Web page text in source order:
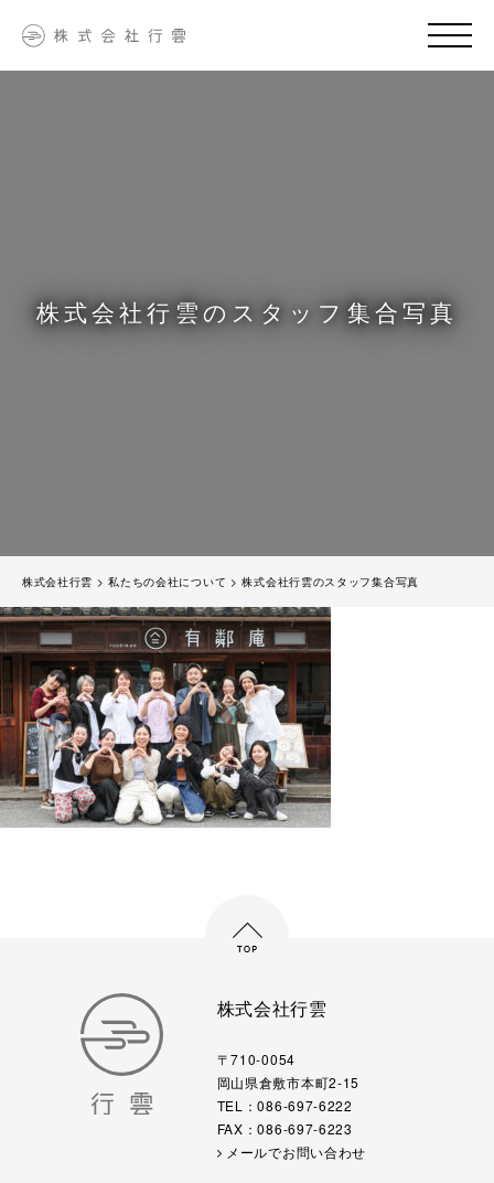
株式会社行雲のスタッフ集合写真
株式会社行雲 >私たちの会社について >株式会社行雲のスタッフ集合写真
株式会社行雲
〒710-0054
岡山県倉敷市本町2-15
TEL：086-697-6222
FAX：086-697-6223
メールでお問い合わせ